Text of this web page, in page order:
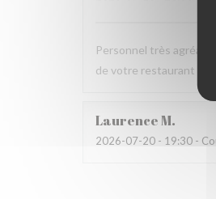
Personnel très
de votre restaurant et
LaurenceM
2026-07-20 - 19:30 -